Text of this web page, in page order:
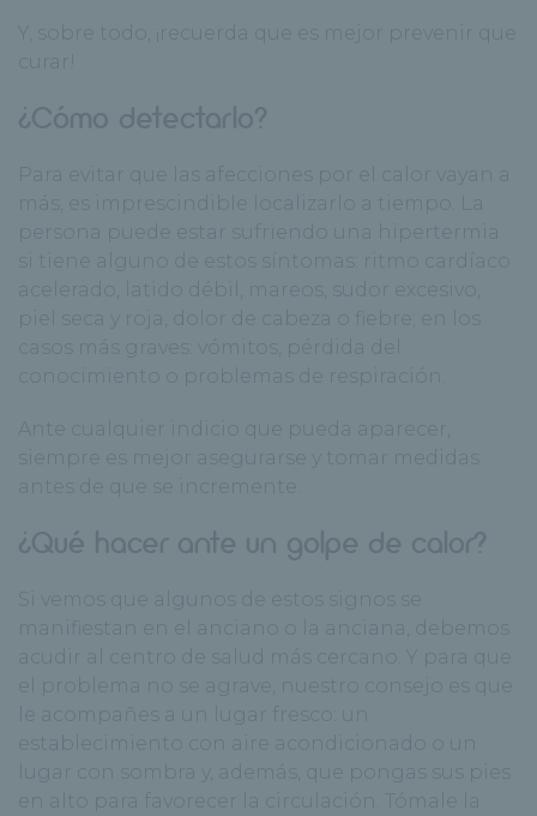
Y, sobre todo, ¡recuerda que es mejor prevenir que
curar!
¿Cómo detectarlo?
Para evitar que las afecciones por el calor vayan a
más, es imprescindible localizarlo a tiempo.
La
persona puede estar sufriendo una hipertermia
si tiene alguno de estos síntomas: ritmo cardíaco
acelerado, latido débil, mareos, sudor excesivo,
piel seca y roja, dolor de cabeza o fiebre; en los
casos más graves: vómitos, pérdida del
conocimiento o problemas de respiración.
Ante cualquier indicio que pueda aparecer,
siempre es mejor asegurarse y tomar medidas
antes de que se incremente.
¿Qué hacer ante un golpe de calor?
Si vemos que algunos de estos signos se
manifiestan en el anciano o la anciana, debemos
acudir al centro de salud más cercano. Y para que
el problema no se agrave, nuestro consejo es que
le acompañes a un lugar fresco: un
establecimiento con aire acondicionado o un
lugar con sombra y, además, que pongas sus pies
en alto para favorecer la circulación.
Tómale la